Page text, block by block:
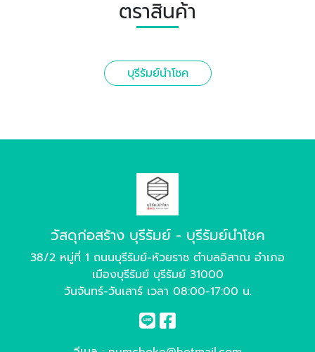
ตราสินค้า
บุรีรัมย์นำโชค
วัสดุก่อสร้าง บุรีรัมย์ - บุรีรัมย์นำโชค
38/2 หมู่ที่ 1 ถนนบุรีรัมย์-ห้วยราช ตำบลอิสาณ อำเภอ
เมืองบุรีรัมย์ บุรีรัมย์ 31000
วันจันทร์-วันเสาร์ เวลา 08:00-17:00 น.